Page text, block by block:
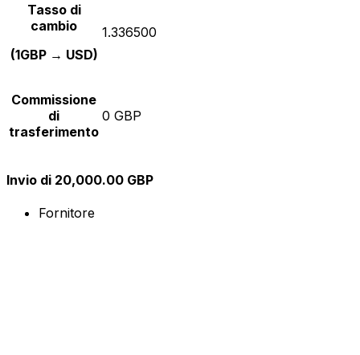
Tasso di
cambio
(1GBP → USD)
1.336500
Commissione
di
trasferimento
0 GBP
Invio di 20,000.00 GBP
Fornitore